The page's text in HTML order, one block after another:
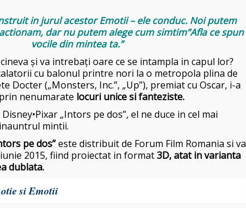
in jurul acestor Emotii – ele conduc. Noi putem
dar nu putem alege cum simtim”Afla ce spun
vocile din mintea ta.”
și va intrebați oare ce se intampla in capul lor?
cu balonul printre nori la o metropola plina de
Docter („Monsters, Inc.”, „Up”), premiat cu Oscar, i-a
nenumarate locuri unice si fanteziste.
„Intors pe dos”, el ne duce in cel mai
mintii.
pe dos”este distribuit de Forum Film Romania si va
2015, fiind proiectat in format3D, atat in varianta
dublata.
si Emotii